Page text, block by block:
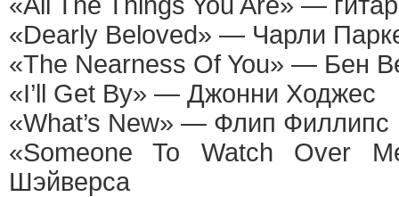
«Dearly Beloved» — Чарли
«The Nearness Of You» — Бен
«I’ll Get By» — Джонни Ходжес
«What’s New» — Флип Филлипс
«Someone To Watch Over
Шэйверса